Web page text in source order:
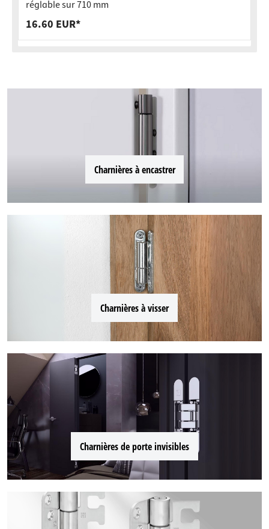
réglable sur 710 mm
16.60 EUR*
Charnières à encastrer
Charnières à visser
Charnières de porte invisibles